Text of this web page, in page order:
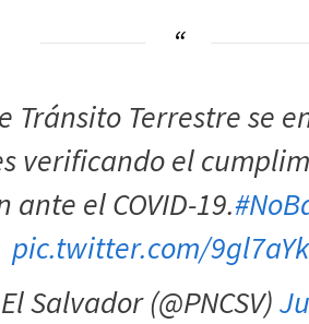
Tránsito Terrestre se
verificando el
ante el COVID-19.
pic.twitter.com/
Salvador (@PNCSV)